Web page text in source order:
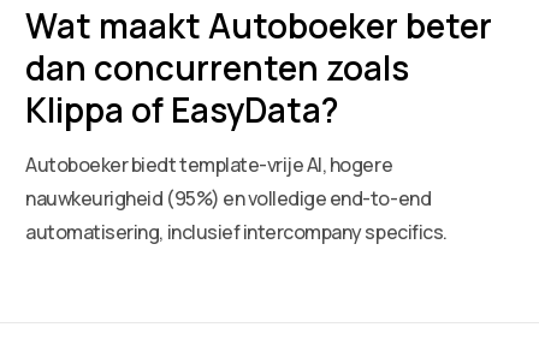
Wat maakt Autoboeker beter
dan concurrenten zoals
Klippa of EasyData?
Autoboeker biedt template-vrije AI, hogere
nauwkeurigheid (95%) en volledige end-to-end
automatisering, inclusief intercompany specifics.